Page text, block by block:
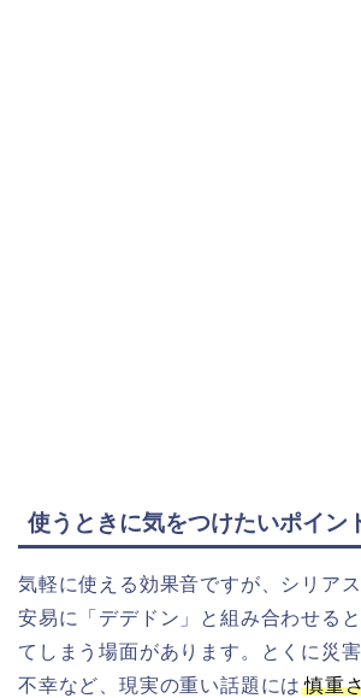
使うときに気をつけたいポイン
気軽に使える効果音ですが、シリア
安易に「デデドン」と組み合わせる
てしまう場面があります。とくに災
不幸など、現実の重い話題には慎重